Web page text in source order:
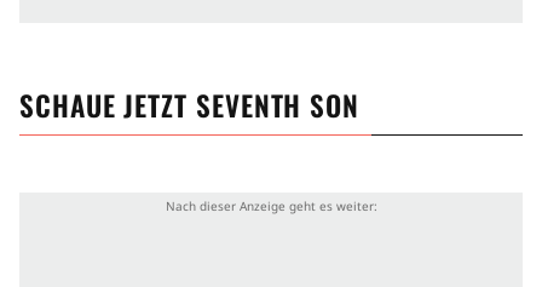
SCHAUE JETZT SEVENTH SON